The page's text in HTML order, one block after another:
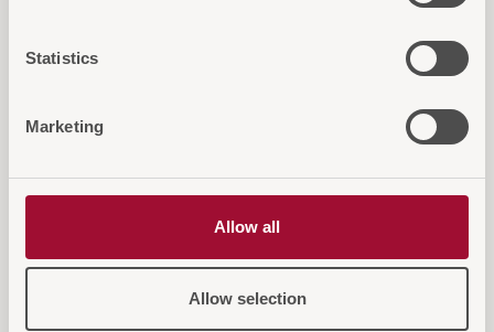
Statistics
Marketing
Allow all
Allow selection